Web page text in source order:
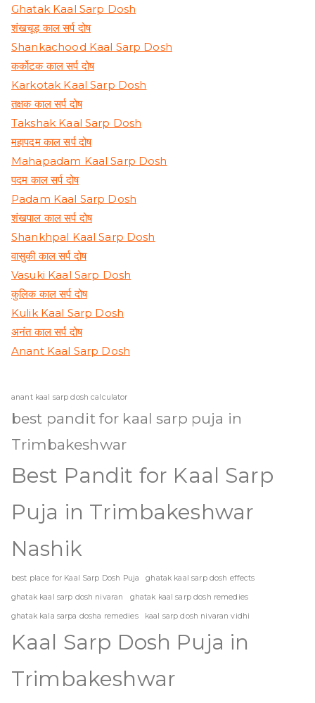
Ghatak Kaal Sarp Dosh
शंखचूड़ काल सर्प दोष
Shankachood Kaal Sarp Dosh
कर्कोटक काल सर्प दोष
Karkotak Kaal Sarp Dosh
तक्षक काल सर्प दोष
Takshak Kaal Sarp Dosh
महापदम काल सर्प दोष
Mahapadam Kaal Sarp Dosh
पदम काल सर्प दोष
Padam Kaal Sarp Dosh
शंखपाल काल सर्प दोष
Shankhpal Kaal Sarp Dosh
वासुकी काल सर्प दोष
Vasuki Kaal Sarp Dosh
कुलिक काल सर्प दोष
Kulik Kaal Sarp Dosh
अनंत काल सर्प दोष
Anant Kaal Sarp Dosh
anant kaal sarp dosh calculator
best pandit for kaal sarp puja in
Trimbakeshwar
Best Pandit for Kaal Sarp
Puja in Trimbakeshwar
Nashik
best place for Kaal Sarp Dosh Puja ghatak kaal sarp dosh effects
ghatak kaal sarp dosh nivaran ghatak kaal sarp dosh remedies
ghatak kala sarpa dosha remedies kaal sarp dosh nivaran vidhi
Kaal Sarp Dosh Puja in
Trimbakeshwar